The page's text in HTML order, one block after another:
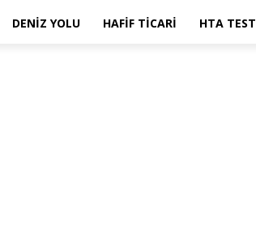
DENİZ YOLU HAFİF TİCARİ HTA TEST